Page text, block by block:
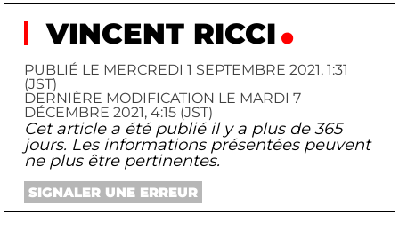
VINCENT RICCI
PUBLIÉ LE MERCREDI 1 SEPTEMBRE 2021, 1:31
(JST)
DERNIÈRE MODIFICATION LE MARDI 7
DÉCEMBRE 2021, 4:15 (JST)
Cet article a été publié il y a plus de 365
jours. Les informations présentées peuvent
ne plus être pertinentes.
SIGNALER UNE ERREUR